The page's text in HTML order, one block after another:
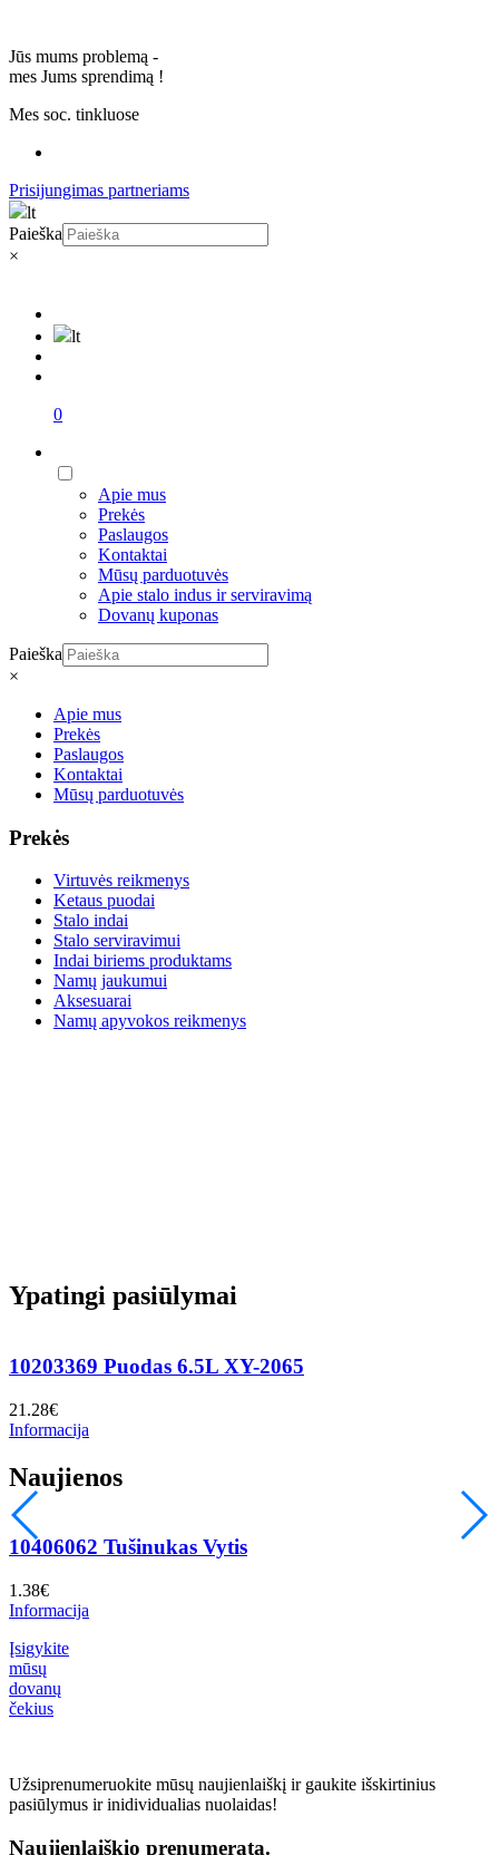
Jūs mums problemą -
mes Jums sprendimą !
Mes soc. tinkluose
Prisijungimas partneriams
lt
Paieška
×
lt
0
Apie mus
Prekės
Paslaugos
Kontaktai
Mūsų parduotuvės
Apie stalo indus ir serviravimą
Dovanų kuponas
Paieška
×
Apie mus
Prekės
Paslaugos
Kontaktai
Mūsų parduotuvės
Prekės
Virtuvės reikmenys
Ketaus puodai
Stalo indai
Stalo serviravimui
Indai biriems produktams
Namų jaukumui
Aksesuarai
Namų apyvokos reikmenys
Ypatingi pasiūlymai
10203369 Puodas 6.5L XY-2065
21.28€
Informacija
Naujienos
10406062 Tušinukas Vytis
1.38€
Informacija
Įsigykite
mūsų
dovanų
čekius
Užsiprenumeruokite mūsų naujienlaiškį ir gaukite išskirtinius
pasiūlymus ir inidividualias nuolaidas!
Naujienlaiškio prenumerata.